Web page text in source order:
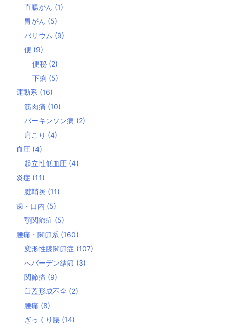
直腸がん (1)
胃がん (5)
バリウム (9)
便 (9)
便秘 (2)
下痢 (5)
運動系 (16)
筋肉痛 (10)
パーキンソン病 (2)
肩こり (4)
血圧 (4)
起立性低血圧 (4)
炎症 (11)
腱鞘炎 (11)
歯・口内 (5)
顎関節症 (5)
腰痛・関節系 (160)
変形性膝関節症 (107)
へバーデン結節 (3)
関節痛 (9)
臼蓋形成不全 (2)
腰痛 (8)
ぎっくり腰 (14)